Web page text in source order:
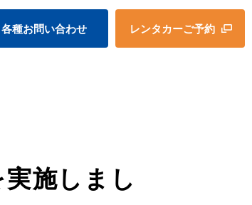
各種お問い合わせ レンタカーご予約
施しまし